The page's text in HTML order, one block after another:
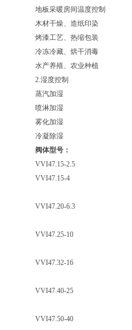
地板采暖房间温度控制
木材干燥、造纸印染
烤漆工艺、热缩包装
冷冻冷藏、烘干消毒
水产养殖、农业种植
2.湿度控制
蒸汽加湿
喷淋加湿
雾化加湿
冷凝除湿
阀体型号：
VVI47.15-2.5
VVI47.15-4
VVI47.20-6.3
VVI47.25-10
VVI47.32-16
VVI47.40-25
VVI47.50-40